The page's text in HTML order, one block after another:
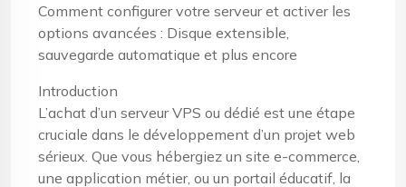
Comment configurer votre serveur et activer les
options avancées : Disque extensible,
sauvegarde automatique et plus encore
Introduction
L’achat d’un serveur VPS ou dédié est une étape
cruciale dans le développement d’un projet web
sérieux. Que vous hébergiez un site e-commerce,
une application métier, ou un portail éducatif, la